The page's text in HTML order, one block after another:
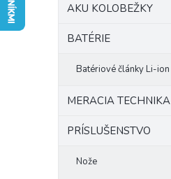
AKU KOLOBEŽKY
BATÉRIE
Batériové články Li-ion
MERACIA TECHNIKA
PRÍSLUŠENSTVO
Nože